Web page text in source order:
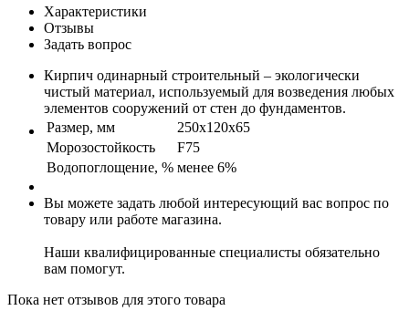
Характеристики
Отзывы
Задать вопрос
Кирпич одинарный строительный – экологически
чистый материал, используемый для возведения любых
элементов сооружений от стен до фундаментов.
Размер, мм
250х120х65
Морозостойкость
F75
Водопоглощение, % менее 6%
Вы можете задать любой интересующий вас вопрос по
товару или работе магазина.
Наши квалифицированные специалисты обязательно
вам помогут.
Пока нет отзывов для этого товара